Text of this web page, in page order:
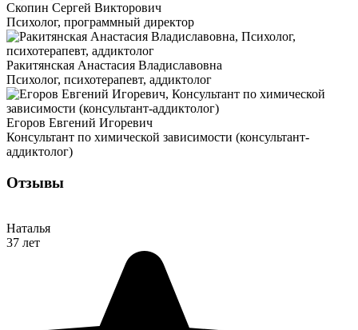
Скопин Сергей Викторович
Психолог, программный директор
Ракитянская Анастасия Владиславовна
Психолог, психотерапевт, аддиктолог
Егоров Евгений Игоревич
Консультант по химической зависимости (консультант-
аддиктолог)
Отзывы
Наталья
37 лет